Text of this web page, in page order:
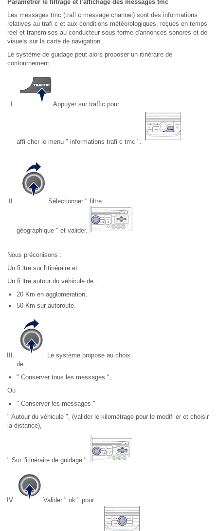
Paramétrer le filtrage et l'affichage des messages tmc
Les messages tmc (trafi c message channel) sont des informations
relatives au trafi c et aux conditions météorologiques, reçues en temps
réel et transmises au conducteur sous forme d'annonces sonores et de
visuels sur la carte de navigation.
Le système de guidage peut alors proposer un itinéraire de
contournement.
Appuyer sur traffic pour
affi cher le menu " informations trafi c tmc ".
Sélectionner " filtre
géographique " et valider.
Nous préconisons :
Un fi ltre sur l'itinéraire et
Un fi ltre autour du véhicule de :
20 Km en agglomération,
50 Km sur autoroute.
Le système propose au choix
de :
" Conserver tous les messages ",
Ou
" Conserver les messages "
" Autour du véhicule ", (valider le kilométrage pour le modifi er et choisir
la distance),
" Sur l'itinéraire de guidage ".
Valider " ok " pour